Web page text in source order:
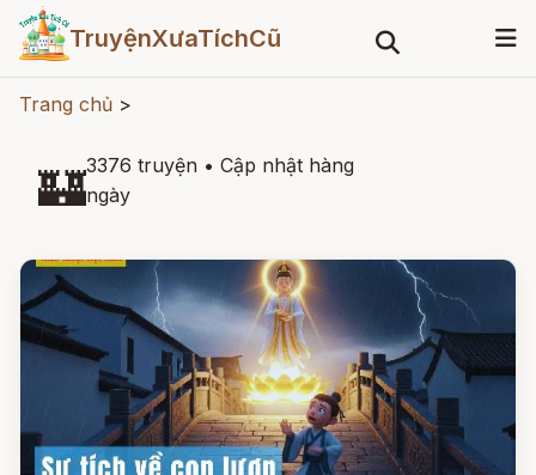
TruyệnXưaTíchCũ
Trang chủ >
🏰3376 truyện • Cập nhật hàng
ngày